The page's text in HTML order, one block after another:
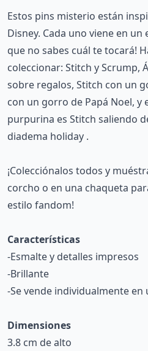
Estos pins misterio están
Disney. Cada uno viene en un
que no sabes cuál te tocará!
coleccionar: Stitch y Scrump,
sobre regalos, Stitch con un
con un gorro de Papá Noel, y
purpurina es Stitch saliendo
diadema holiday .
¡Colecciónalos todos y
corcho o en una chaqueta
estilo fandom!
Características
-Esmalte y detalles impresos
-Brillante
-Se vende individualmente en
Dimensiones
3.8 cm de alto